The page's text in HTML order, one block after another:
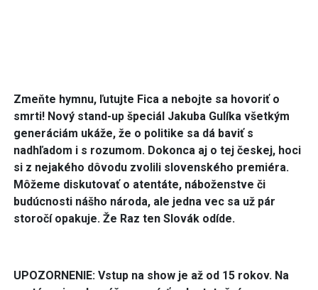
Zmeňte hymnu, ľutujte Fica a nebojte sa hovoriť o
smrti! Nový stand-up špeciál Jakuba Gulíka všetkým
generáciám ukáže, že o politike sa dá baviť s
nadhľadom i s rozumom. Dokonca aj o tej českej, hoci
si z nejakého dôvodu zvolili slovenského premiéra.
Môžeme diskutovať o atentáte, náboženstve či
budúcnosti nášho národa, ale jedna vec sa už pár
storočí opakuje. Že Raz ten Slovák odíde.
UPOZORNENIE: Vstup na show je až od 15 rokov. Na